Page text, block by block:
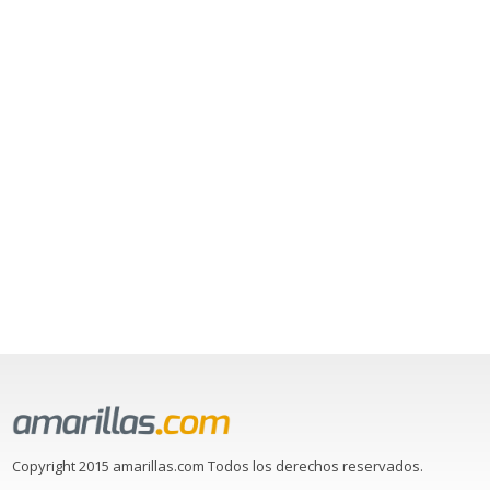
Copyright 2015 amarillas.com Todos los derechos reservados.